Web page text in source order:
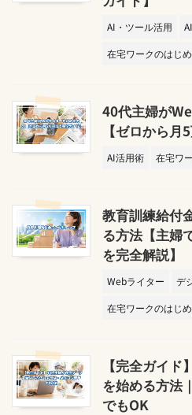
AI・ツール活用
在宅ワークのはじ
40代主婦が
【ゼロから月
AI活用術 在宅ワ
教育訓練給付
る方法【主婦
を完全解説】
Webライター デ
在宅ワークのはじ
【完全ガイ
を始める方法
でもOK